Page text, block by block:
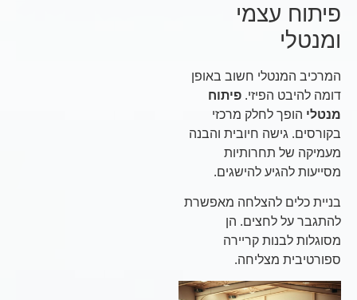
פיתוח עצמי
ומנטלי
המרכיב המנטלי חשוב באופן
דומה להיבט הפיזי.פיתוח
מנטליהופך לחלק מרכזי
בקורסים. גישה חיובית והבנה
מעמיקה של תחרותיות
מסייעות להגיע להישגים.
בניית כלים להצלחה מאפשרת
להתגבר על לחצים. הן
מסוגלות לבנות קריירה
ספורטיבית מצליחה.